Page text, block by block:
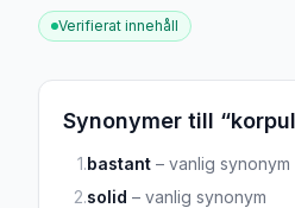
Verifierat innehåll
Synonymer till “
1.bastant – vanlig synonym
2.solid – vanlig synonym